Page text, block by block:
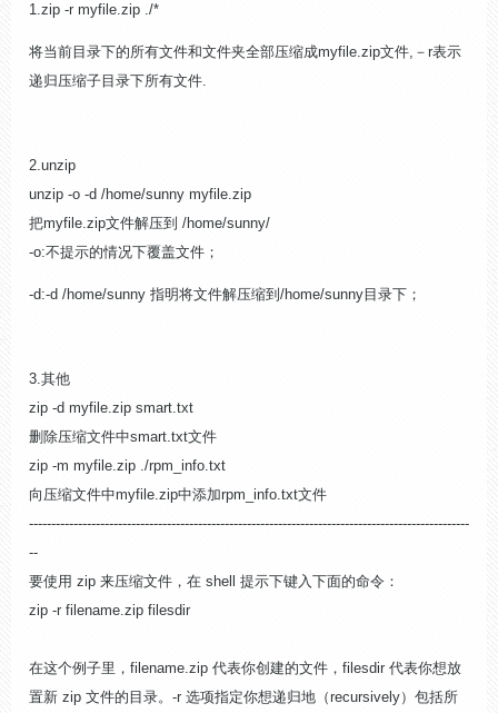
1.zip -r myfile.zip ./*
将当前目录下的所有文件和文件夹全部压缩成myfile.zip文件,－r表示
递归压缩子目录下所有文件.
2.unzip
unzip -o -d /home/sunny myfile.zip
把myfile.zip文件解压到 /home/sunny/
-o:不提示的情况下覆盖文件；
-d:-d /home/sunny 指明将文件解压缩到/home/sunny目录下；
3.其他
zip -d myfile.zip smart.txt
删除压缩文件中smart.txt文件
zip -m myfile.zip ./rpm_info.txt
向压缩文件中myfile.zip中添加rpm_info.txt文件
---------------------------------------------------------------------------------------------------
--
要使用 zip 来压缩文件，在 shell 提示下键入下面的命令：
zip -r filename.zip filesdir
在这个例子里，filename.zip 代表你创建的文件，filesdir 代表你想放
置新 zip 文件的目录。-r 选项指定你想递归地（recursively）包括所